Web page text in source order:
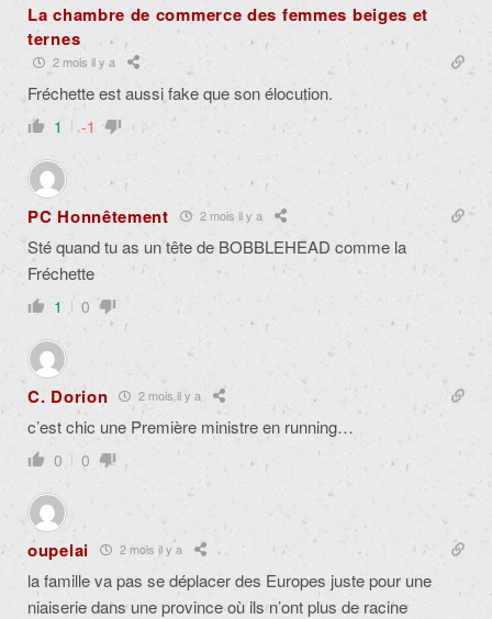
La chambre de commerce des femmes beiges et
ternes
2 mois il y a
Fréchette est aussi fake que son élocution.
1 -1
PC Honnêtement 2 mois il y a
Sté quand tu as un tête de BOBBLEHEAD comme la
Fréchette
1 0
C. Dorion 2 mois il y a
c’est chic une Première ministre en running…
0 0
oupelai 2 mois il y a
la famille va pas se déplacer des Europes juste pour une
niaiserie dans une province où ils n’ont plus de racine